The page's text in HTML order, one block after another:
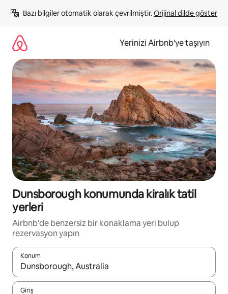
atla
Bazı bilgiler otomatik olarak çevrilmiştir. Orijinal dilde göster
Yerinizi Airbnb'ye taşıyın
Dunsborough konumunda kiralık tatil
yerleri
Airbnb'de benzersiz bir konaklama yeri bulup
rezervasyon yapın
Konum
Sonuçlar kullanılabilir olduğunda yukarı ve aşağı oklarıyla
Giriş